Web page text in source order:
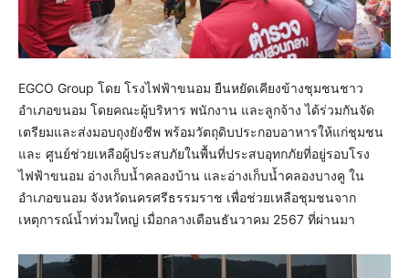
EGCO Group โดย โรงไฟฟ้าขนอม ยืนหยัดเคียงข้างชุมชนชาว
อำเภอขนอม โดยคณะผู้บริหาร พนักงาน และลูกจ้าง ได้ร่วมกันจัด
เตรียมและส่งมอบถุงยังชีพ พร้อมวัตถุดิบประกอบอาหารให้แก่ชุมชน
และ ศูนย์ช่วยเหลือผู้ประสบภัยในพื้นที่ประสบอุทกภัยที่อยู่รอบโรง
ไฟฟ้าขนอม อ่างเก็บน้ำคลองบ้าน และอ่างเก็บน้ำคลองบางคู ใน
อำเภอขนอม จังหวัดนครศรีธรรมราช เพื่อช่วยเหลือชุมชนจาก
เหตุการณ์น้ำท่วมใหญ่ เมื่อกลางเดือนธันวาคม 2567 ที่ผ่านมา